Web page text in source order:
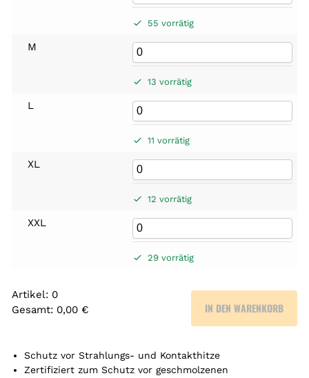
55 vorrätig
M
13 vorrätig
L
11 vorrätig
XL
12 vorrätig
XXL
29 vorrätig
Artikel: 0
Gesamt: 0,00 €
r
t
IN DEN WARENKORB
Schutz vor Strahlungs- und Kontakthitze
Zertifiziert zum Schutz vor geschmolzenen